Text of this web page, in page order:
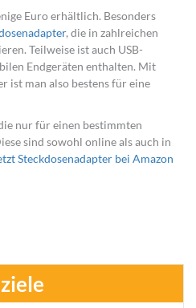
Euro erhältlich. Besonders
, die in zahlreichen
Teilweise ist auch USB-
Endgeräten enthalten. Mit
ist man also bestens für eine
nur für einen bestimmten
sind sowohl online als auch in
Steckdosenadapter bei Amazon